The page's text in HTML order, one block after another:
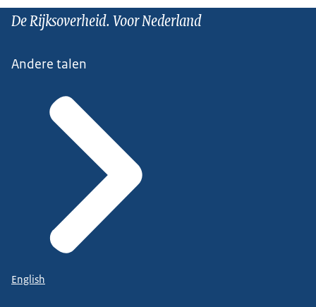
De Rijksoverheid. Voor Nederland
Andere talen
English